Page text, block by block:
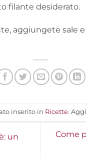
filante desiderato.
aggiungete sale
inserito in Ricette.
un
Come